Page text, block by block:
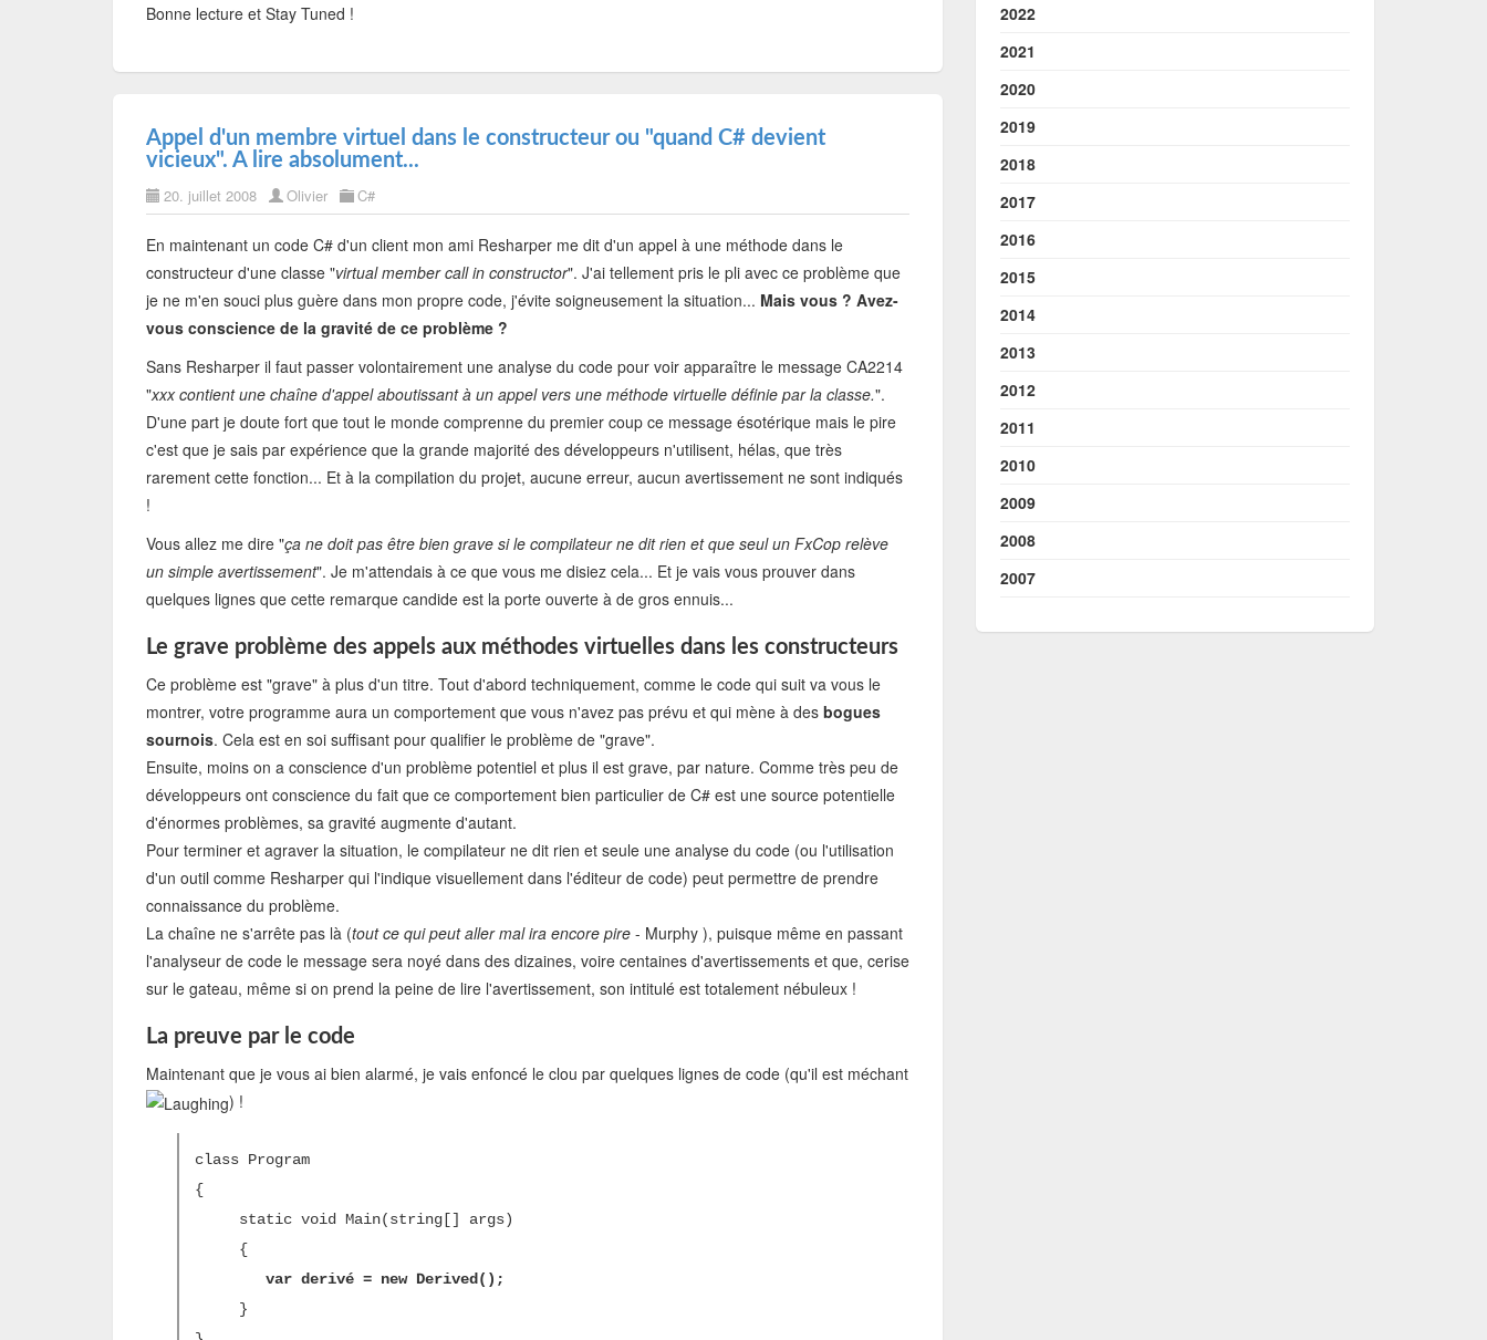
Bonne lecture et Stay Tuned !
Appel d'un membre virtuel dans le constructeur ou "quand C# devient
vicieux". A lire absolument...
20. juillet 2008 Olivier C#
En maintenant un code C# d'un client mon ami Resharper me dit d'un appel à une méthode dans le
constructeur d'une classe "virtual member call in constructor". J'ai tellement pris le pli avec ce problème que
je ne m'en souci plus guère dans mon propre code, j'évite soigneusement la situation... Mais vous ? Avez-
vous conscience de la gravité de ce problème ?
Sans Resharper il faut passer volontairement une analyse du code pour voir apparaître le message CA2214
"xxx contient une chaîne d'appel aboutissant à un appel vers une méthode virtuelle définie par la classe.".
D'une part je doute fort que tout le monde comprenne du premier coup ce message ésotérique mais le pire
c'est que je sais par expérience que la grande majorité des développeurs n'utilisent, hélas, que très
rarement cette fonction... Et à la compilation du projet, aucune erreur, aucun avertissement ne sont indiqués
!
Vous allez me dire "ça ne doit pas être bien grave si le compilateur ne dit rien et que seul un FxCop relève
un simple avertissement". Je m'attendais à ce que vous me disiez cela... Et je vais vous prouver dans
quelques lignes que cette remarque candide est la porte ouverte à de gros ennuis...
Le grave problème des appels aux méthodes virtuelles dans les constructeurs
Ce problème est "grave" à plus d'un titre. Tout d'abord techniquement, comme le code qui suit va vous le
montrer, votre programme aura un comportement que vous n'avez pas prévu et qui mène à des bogues
sournois. Cela est en soi suffisant pour qualifier le problème de "grave".
Ensuite, moins on a conscience d'un problème potentiel et plus il est grave, par nature. Comme très peu de
développeurs ont conscience du fait que ce comportement bien particulier de C# est une source potentielle
d'énormes problèmes, sa gravité augmente d'autant.
Pour terminer et agraver la situation, le compilateur ne dit rien et seule une analyse du code (ou l'utilisation
d'un outil comme Resharper qui l'indique visuellement dans l'éditeur de code) peut permettre de prendre
connaissance du problème.
La chaîne ne s'arrête pas là (tout ce qui peut aller mal ira encore pire - Murphy ), puisque même en passant
l'analyseur de code le message sera noyé dans des dizaines, voire centaines d'avertissements et que, cerise
sur le gateau, même si on prend la peine de lire l'avertissement, son intitulé est totalement nébuleux !
La preuve par le code
Maintenant que je vous ai bien alarmé, je vais enfoncé le clou par quelques lignes de code (qu'il est méchant
) !
class Program
{
static void Main(string[] args)
{
var derivé = new Derived();
}
2022
2021
2020
2019
2018
2017
2016
2015
2014
2013
2012
2011
2010
2009
2008
2007